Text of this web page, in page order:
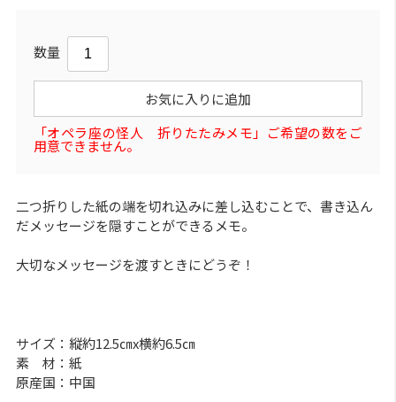
数量
お気に入りに追加
「オペラ座の怪人 折りたたみメモ」ご希望の数をご
用意できません。
二つ折りした紙の端を切れ込みに差し込むことで、書き込ん
だメッセージを隠すことができるメモ。
大切なメッセージを渡すときにどうぞ！
サイズ：縦約12.5㎝x横約6.5㎝
素 材：紙
原産国：中国